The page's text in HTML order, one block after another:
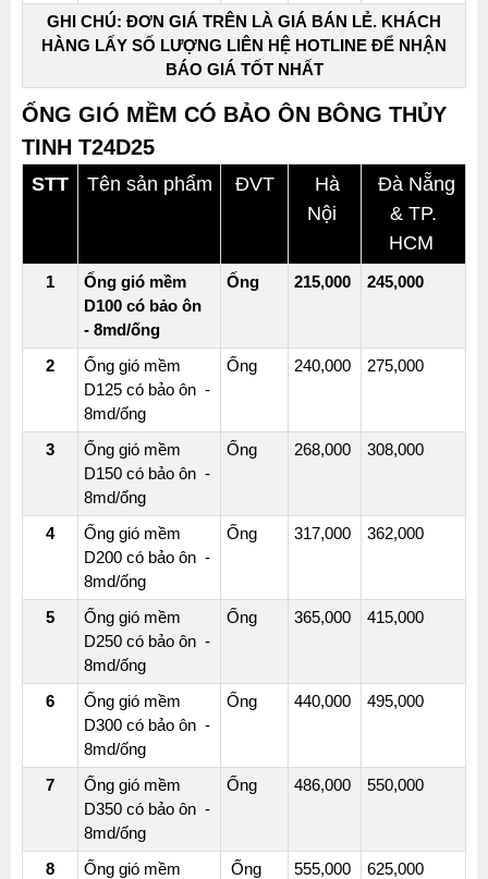
TRÒN
XOẮN
TRÒN
90°
GHI CHÚ: ĐƠN GIÁ TRÊN LÀ GIÁ BÁN LẺ. KHÁCH
HÀNG LẤY SỐ LƯỢNG LIÊN HỆ HOTLINE ĐỂ NHẬN
BÁO GIÁ TỐT NHẤT
ỐNG GIÓ MỀM CÓ BẢO ÔN BÔNG THỦY
TINH T24D25
STT Tên sản phẩm ĐVT
Hà
Nội
Đà Nẵng
& TP.
HCM
1
Ống gió mềm
D100 có bảo ôn
- 8md/ống
Ống 215,000 245,000
2
Ống gió mềm
D125 có bảo ôn -
8md/ống
Ống 240,000 275,000
3
Ống gió mềm
D150 có bảo ôn -
8md/ống
Ống 268,000 308,000
4
Ống gió mềm
D200 có bảo ôn -
8md/ống
Ống 317,000 362,000
5
Ống gió mềm
D250 có bảo ôn -
8md/ống
Ống 365,000 415,000
6
Ống gió mềm
D300 có bảo ôn -
8md/ống
Ống 440,000 495,000
7
Ống gió mềm
D350 có bảo ôn -
8md/ống
Ống 486,000 550,000
8
Ống gió mềm
Ống 555,000 625,000